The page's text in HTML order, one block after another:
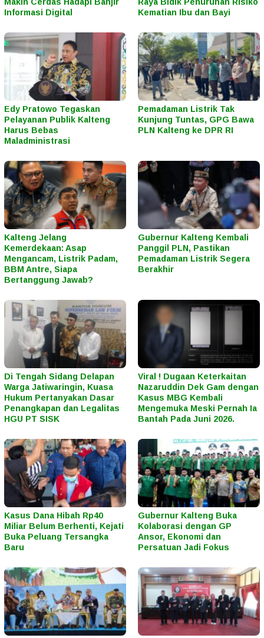
Makin Cerdas Hadapi Banjir
Informasi Digital
Raya Bidik Penurunan Risiko
Kematian Ibu dan Bayi
Edy Pratowo Tegaskan
Pelayanan Publik Kalteng
Harus Bebas
Maladministrasi
Pemadaman Listrik Tak
Kunjung Tuntas, GPG Bawa
PLN Kalteng ke DPR RI
Kalteng Jelang
Kemerdekaan: Asap
Mengancam, Listrik Padam,
BBM Antre, Siapa
Bertanggung Jawab?
Gubernur Kalteng Kembali
Panggil PLN, Pastikan
Pemadaman Listrik Segera
Berakhir
Di Tengah Sidang Delapan
Warga Jatiwaringin, Kuasa
Hukum Pertanyakan Dasar
Penangkapan dan Legalitas
HGU PT SISK
Viral ! Dugaan Keterkaitan
Nazaruddin Dek Gam dengan
Kasus MBG Kembali
Mengemuka Meski Pernah Ia
Bantah Pada Juni 2026.
Kasus Dana Hibah Rp40
Miliar Belum Berhenti, Kejati
Buka Peluang Tersangka
Baru
Gubernur Kalteng Buka
Kolaborasi dengan GP
Ansor, Ekonomi dan
Persatuan Jadi Fokus